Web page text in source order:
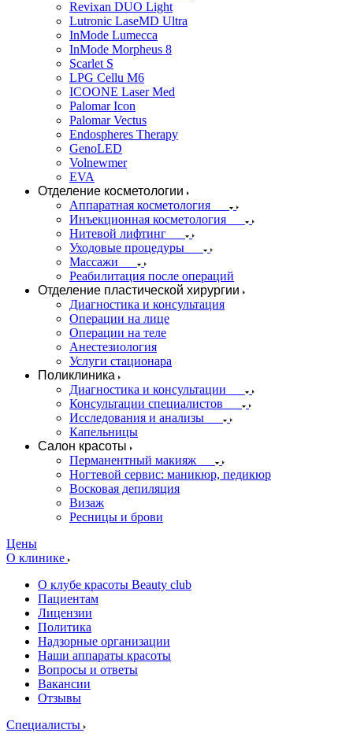
Revixan DUO Light
Lutronic LaseMD Ultra
InMode Lumecca
InMode Morpheus 8
Scarlet S
LPG Cellu M6
ICOONE Laser Med
Palomar Icon
Palomar Vectus
Endospheres Therapy
GenoLED
Volnewmer
EVA
Отделение косметологии
Аппаратная косметология
Инъекционная косметология
Нитевой лифтинг
Уходовые процедуры
Массажи
Реабилитация после операций
Отделение пластической хирургии
Диагностика и консультация
Операции на лице
Операции на теле
Анестезиология
Услуги стационара
Поликлиника
Диагностика и консультации
Консультации специалистов
Исследования и анализы
Капельницы
Салон красоты
Перманентный макияж
Ногтевой сервис: маникюр, педикюр
Восковая депиляция
Визаж
Ресницы и брови
Цены
О клинике
О клубе красоты Beauty club
Пациентам
Лицензии
Политика
Надзорные организации
Наши аппараты красоты
Вопросы и ответы
Вакансии
Отзывы
Специалисты